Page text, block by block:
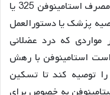
برای دردهای عضلانی خفیف تا متوسط، مصرف استامینوفن 325 یا
(طبق توصیه پزشک یا دستورالعمل
که درد عضلانی
استامینوفن با رهش
هر 8 ساعت) را توصیه کند تا تسکین